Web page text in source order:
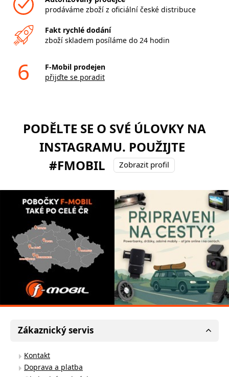
prodáváme zboží z oficiální české distribuce
Fakt rychlé dodání
zboží skladem posíláme do 24 hodin
6
F-Mobil prodejen
přijďte se poradit
PODĚLTE SE O SVÉ ÚLOVKY NA
INSTAGRAMU. POUŽIJTE
#FMOBIL
Zobrazit profil
Zákaznický servis
Kontakt
Doprava a platba